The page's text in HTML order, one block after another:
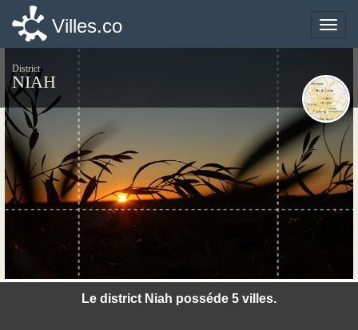
Toggle
Villes.co
District
NIAH
Le district Niah posséde 5 villes.
Toggle
Villes.co